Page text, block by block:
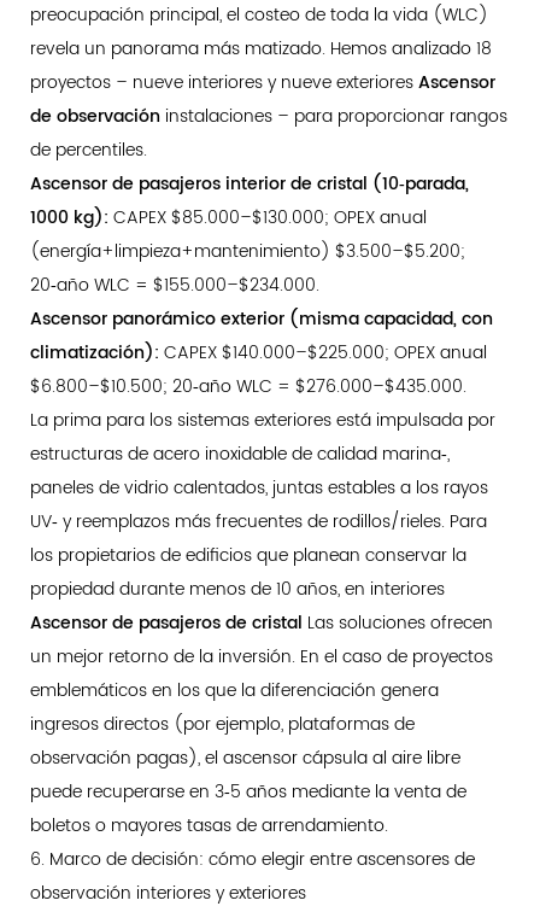
preocupación principal, el costeo de toda la vida (WLC)
revela un panorama más matizado. Hemos analizado 18
proyectos – nueve interiores y nueve exterioresAscensor
de observación instalaciones – para proporcionar rangos
de percentiles.
Ascensor de pasajeros interior de cristal (10‑parada,
1000 kg): CAPEX $85.000–$130.000; OPEX anual
(energía+limpieza+mantenimiento) $3.500–$5.200;
20‑año WLC = $155.000–$234.000.
Ascensor panorámico exterior (misma capacidad, con
climatización): CAPEX $140.000–$225.000; OPEX anual
$6.800–$10.500; 20‑año WLC = $276.000–$435.000.
La prima para los sistemas exteriores está impulsada por
estructuras de acero inoxidable de calidad marina‑,
paneles de vidrio calentados, juntas estables a los rayos
UV‑ y reemplazos más frecuentes de rodillos/rieles. Para
los propietarios de edificios que planean conservar la
propiedad durante menos de 10 años, en interiores
Ascensor de pasajeros de cristal Las soluciones ofrecen
un mejor retorno de la inversión. En el caso de proyectos
emblemáticos en los que la diferenciación genera
ingresos directos (por ejemplo, plataformas de
observación pagas), el ascensor cápsula al aire libre
puede recuperarse en 3‑5 años mediante la venta de
boletos o mayores tasas de arrendamiento.
6. Marco de decisión: cómo elegir entre ascensores de
observación interiores y exteriores